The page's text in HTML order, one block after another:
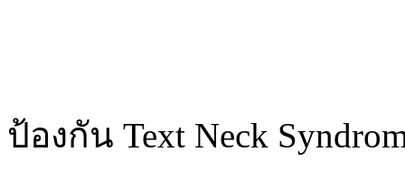
ป้องกัน Text Neck